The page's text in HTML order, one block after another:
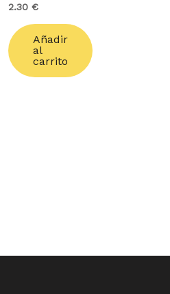
2.30 €
Añadir
al
carrito